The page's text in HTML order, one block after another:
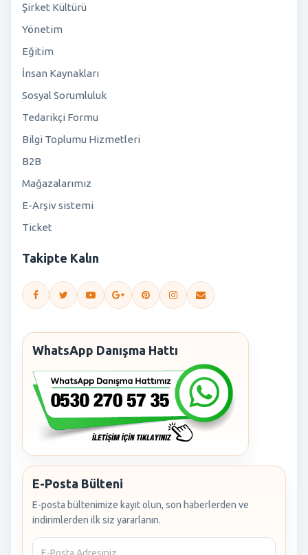
Şirket Kültürü
Yönetim
Eğitim
İnsan Kaynakları
Sosyal Sorumluluk
Tedarikçi Formu
Bilgi Toplumu Hizmetleri
B2B
Mağazalarımız
E-Arşiv sistemi
Ticket
Takipte Kalın
WhatsApp Danışma Hattı
E-Posta Bülteni
E-posta bültenimize kayıt olun, son haberlerden ve
indirimlerden ilk siz yararlanın.